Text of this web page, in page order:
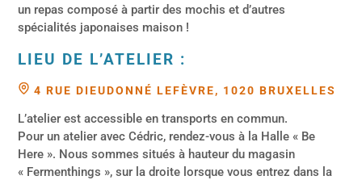
un repas composé à partir des mochis et d’autres
spécialités japonaises maison !
LIEU DE L’ATELIER :
4 RUE DIEUDONNÉ LEFÈVRE, 1020 BRUXELLES
L’atelier est accessible en transports en commun.
Pour un atelier avec Cédric, rendez-vous à la Halle « Be
Here ». Nous sommes situés à hauteur du magasin
« Fermenthings », sur la droite lorsque vous entrez dans la